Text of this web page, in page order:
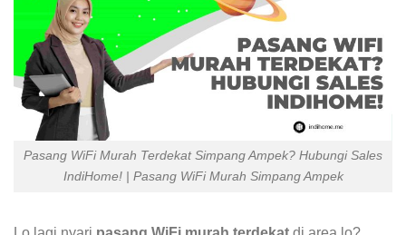
Pasang WiFi Murah Terdekat Simpang Ampek? Hubungi Sales
IndiHome! | Pasang WiFi Murah Simpang Ampek